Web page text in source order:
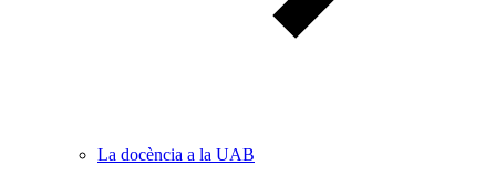
La docència a la UAB